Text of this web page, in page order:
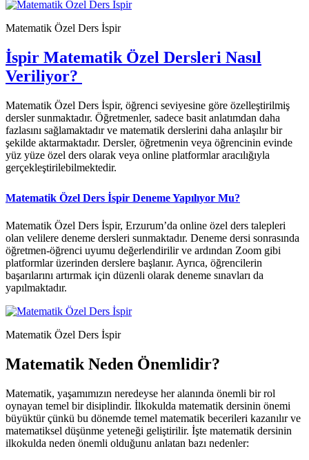
Matematik Özel Ders İspir
İspir Matematik Özel Dersleri Nasıl
Veriliyor?
Matematik Özel Ders İspir, öğrenci seviyesine göre özelleştirilmiş
dersler sunmaktadır. Öğretmenler, sadece basit anlatımdan daha
fazlasını sağlamaktadır ve matematik derslerini daha anlaşılır bir
şekilde aktarmaktadır. Dersler, öğretmenin veya öğrencinin evinde
yüz yüze özel ders olarak veya online platformlar aracılığıyla
gerçekleştirilebilmektedir.
Matematik Özel Ders İspir Deneme Yapılıyor Mu?
Matematik Özel Ders İspir, Erzurum’da online özel ders talepleri
olan velilere deneme dersleri sunmaktadır. Deneme dersi sonrasında
öğretmen-öğrenci uyumu değerlendirilir ve ardından Zoom gibi
platformlar üzerinden derslere başlanır. Ayrıca, öğrencilerin
başarılarını artırmak için düzenli olarak deneme sınavları da
yapılmaktadır.
Matematik Özel Ders İspir
Matematik Neden Önemlidir?
Matematik, yaşamımızın neredeyse her alanında önemli bir rol
oynayan temel bir disiplindir. İlkokulda matematik dersinin önemi
büyüktür çünkü bu dönemde temel matematik becerileri kazanılır ve
matematiksel düşünme yeteneği geliştirilir. İşte matematik dersinin
ilkokulda neden önemli olduğunu anlatan bazı nedenler: